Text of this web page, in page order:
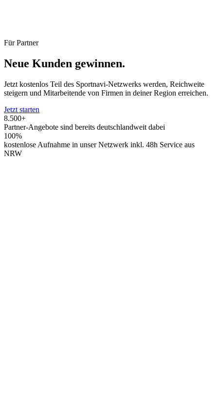
Für Partner
Neue Kunden gewinnen.
Jetzt kostenlos Teil des Sportnavi-Netzwerks werden, Reichweite
steigern und Mitarbeitende von Firmen in deiner Region erreichen.
Jetzt starten
8.500+
Partner-Angebote sind bereits deutschlandweit dabei
100%
kostenlose Aufnahme in unser Netzwerk inkl. 48h Service aus
NRW